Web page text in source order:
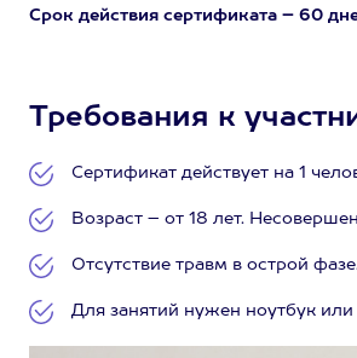
Срок действия сертификата – 60
Требования к
Сертификат действует на 1
Возраст – от 18 лет.
Отсутствие травм в острой
Для занятий нужен ноутбук